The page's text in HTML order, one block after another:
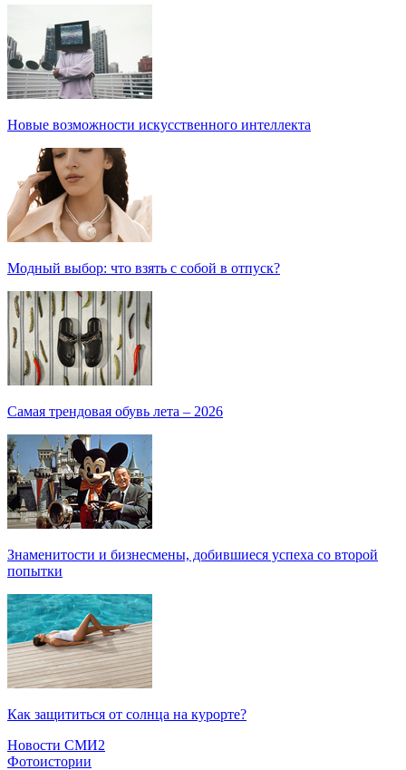
Новые возможности искусственного интеллекта
Модный выбор: что взять с собой в отпуск?
Самая трендовая обувь лета – 2026
Знаменитости и бизнесмены, добившиеся успеха со второй
попытки
Как защититься от солнца на курорте?
Новости СМИ2
Фотоистории